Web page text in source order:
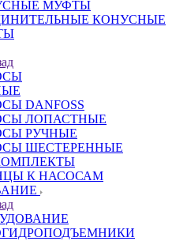
МУФТЫ
КОНУСНЫЕ
DANFOSS
ЛОПАСТНЫЕ
РУЧНЫЕ
ШЕСТЕРЕННЫЕ
К НАСОСАМ